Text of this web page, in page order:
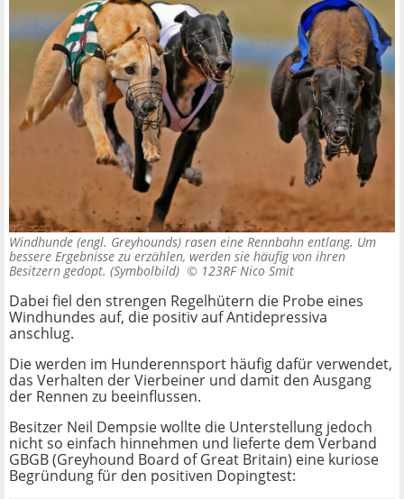
Windhunde (engl. Greyhounds) rasen eine Rennbahn entlang. Um
bessere Ergebnisse zu erzählen, werden sie häufig von ihren
Besitzern gedopt. (Symbolbild) © 123RF Nico Smit
Dabei fiel den strengen Regelhütern die Probe eines
Windhundes auf, die positiv auf Antidepressiva
anschlug.
Die werden im Hunderennsport häufig dafür verwendet,
das Verhalten der Vierbeiner und damit den Ausgang
der Rennen zu beeinflussen.
Besitzer Neil Dempsie wollte die Unterstellung jedoch
nicht so einfach hinnehmen und lieferte dem Verband
GBGB (Greyhound Board of Great Britain) eine kuriose
Begründung für den positiven Dopingtest: